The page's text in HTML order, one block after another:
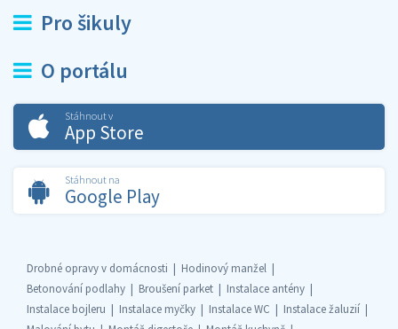
Pro šikuly
O portálu
Stáhnout v
App Store
Stáhnout na
Google Play
Drobné opravy v domácnosti
Hodinový manžel
Betonování podlahy
Broušení parket
Instalace antény
Instalace bojleru
Instalace myčky Instalace WC
Instalace žaluzií